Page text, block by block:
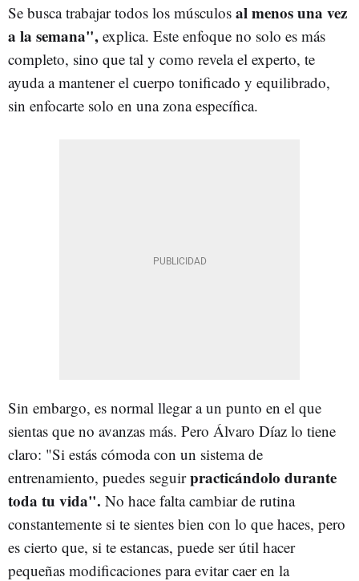
Se busca trabajar todos los músculos al menos una vez
a la semana", explica. Este enfoque no solo es más
completo, sino que tal y como revela el experto, te
ayuda a mantener el cuerpo tonificado y equilibrado,
sin enfocarte solo en una zona específica.
Sin embargo, es normal llegar a un punto en el que
sientas que no avanzas más. Pero Álvaro Díaz lo tiene
claro: "Si estás cómoda con un sistema de
entrenamiento, puedes seguirpracticándolo durante
toda tu vida". No hace falta cambiar de rutina
constantemente si te sientes bien con lo que haces, pero
es cierto que, si te estancas, puede ser útil hacer
pequeñas modificaciones para evitar caer en la